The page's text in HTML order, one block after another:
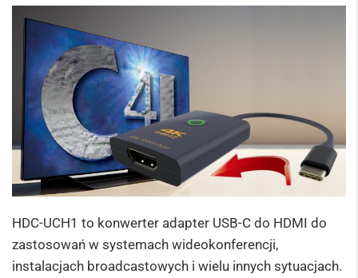
HDC-UCH1 to konwerter adapter USB-C do HDMI do
zastosowań w systemach wideokonferencji,
instalacjach broadcastowych i wielu innych sytuacjach.